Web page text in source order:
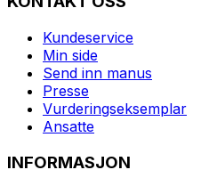
Kundeservice
Min side
Send inn manus
Presse
Vurderingseksemplar
Ansatte
INFORMASJON